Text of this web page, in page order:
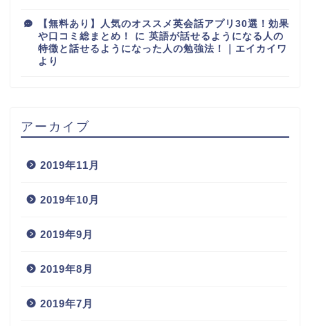
【無料あり】人気のオススメ英会話アプリ30選！効果
や口コミ総まとめ！
に 英語が話せるようになる人の
特徴と話せるようになった人の勉強法！｜エイカイワ
より
アーカイブ
2019年11月
2019年10月
2019年9月
2019年8月
2019年7月